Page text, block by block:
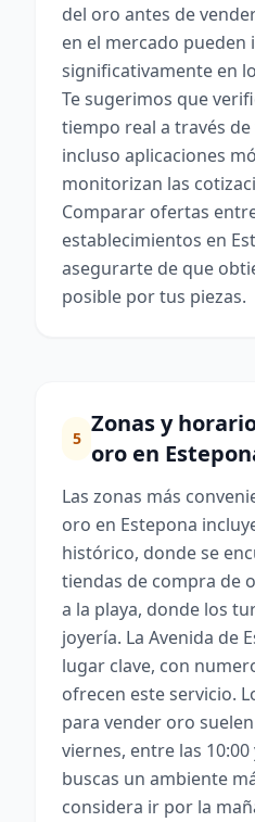
del oro antes de
en el mercado pueden
significativamente en
Te sugerimos que
tiempo real a través
incluso aplicaciones
monitorizan las
Comparar ofertas
establecimientos en
asegurarte de que
posible por tus piezas.
5
Zonas y
oro en
Las zonas más
oro en Estepona
histórico, donde se
tiendas de compra de
a la playa, donde los
joyería. La Avenida de
lugar clave, con
ofrecen este servicio.
para vender oro
viernes, entre las 10:00
buscas un ambiente
considera ir por la